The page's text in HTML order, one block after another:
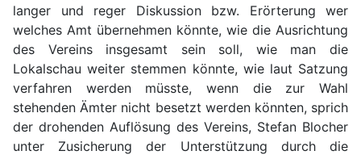
langer und reger Diskussion bzw. Erörterung wer
welches Amt übernehmen könnte, wie die Ausrichtung
des Vereins insgesamt sein soll, wie man die
Lokalschau weiter stemmen könnte, wie laut Satzung
verfahren werden müsste, wenn die zur Wahl
stehenden Ämter nicht besetzt werden könnten, sprich
der drohenden Auflösung des Vereins, Stefan Blocher
unter Zusicherung der Unterstützung durch die